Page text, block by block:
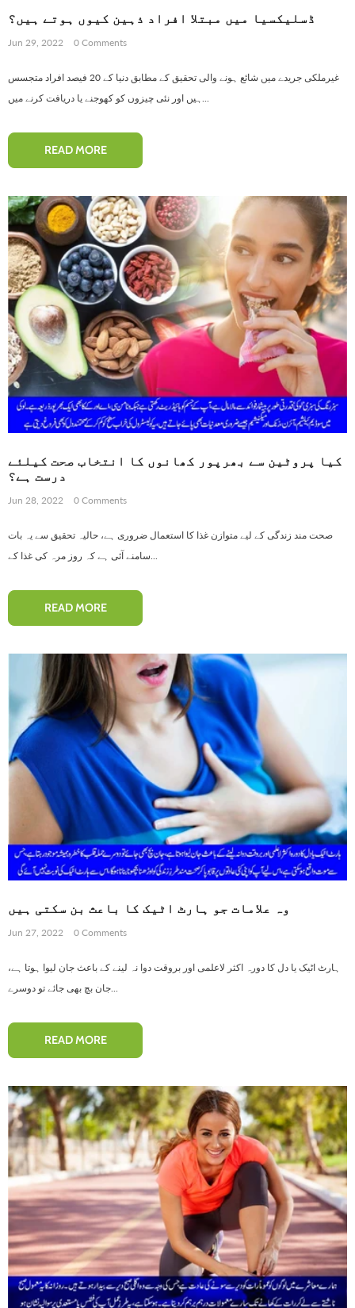
-10%
Pinkish Lips & Cheek Tint (گلابی
ٹِنٹ) - Organic Liquid Stain For Lips,
Nourish Lips & Hydrate Lips All Day
115 reviews
Rs. 599
ADD TO CART
Henna Hair And Beard
(Chocolate & Coffee) –
Premature Hair Greying,
Scalp Health, Balances
63
Rs. 890 Rs. 799
ADD TO CART
ڈسلیکسیا میں مبتلا افراد ذہین کیوں ہوتے ہیں؟
Jun 29, 2022 0 Comments
غیرملکی جریدے میں شائع ہونے والی تحقیق کے مطابق دنیا کے 20 فیصد افراد متجسس
READ MORE
کیا پروٹین سے بھرپور کھانوں کا انتخاب صحت کیلئے
درست ہے؟
Jun 28, 2022 0 Comments
صحت مند زندگی کے لیے متوازن غذا کا استعمال ضروری ہے، حالیہ تحقیق سے یہ بات
سامنے آئی ہے کہ روز مرہ کی غذا کے...
READ MORE
وہ علامات جو ہارٹ اٹیک کا باعث بن سکتی ہیں
Jun 27, 2022 0 Comments
ہارٹ اٹیک یا دل کا دورہ اکثر لاعلمی اور بروقت دوا نہ لینے کے باعث جان لیوا ہوتا ہے،
جان بچ بھی جائے تو دوسرے...
READ MORE